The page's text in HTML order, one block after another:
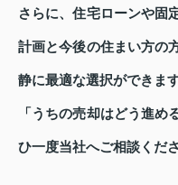
さらに、住宅ローンや固
計画と今後の住まい方の
静に最適な選択ができます
「うちの売却はどう進
ひ一度当社へご相談くださ